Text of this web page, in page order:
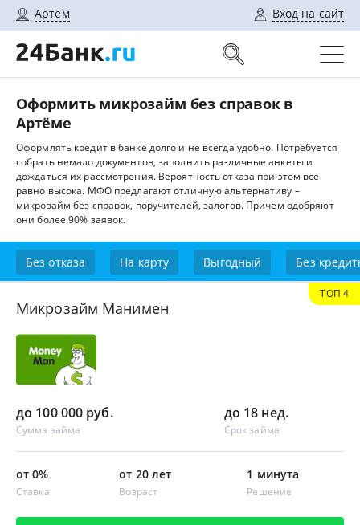
Артём Вход на сайт
Оформить микрозайм без справок в
Артёме
Оформлять кредит в банке долго и не всегда удобно. Потребуется
собрать немало документов, заполнить различные анкеты и
дождаться их рассмотрения. Вероятность отказа при этом все
равно высока. МФО предлагают отличную альтернативу –
микрозайм без справок, поручителей, залогов. Причем одобряют
они более 90% заявок.
Без отказа На карту Выгодный Без
Микрозайм Манимен
до 100 000 руб.
Сумма займа
до 18 нед.
Срок займа
от 0%
Ставка
от 20 лет
Возраст
1 минута
Решение
ТОП 4